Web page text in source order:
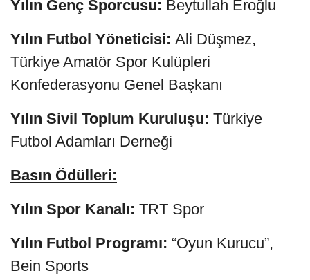
Yılın Genç Sporcusu: Beytullah Eroğlu
Yılın Futbol Yöneticisi: Ali Düşmez,
Türkiye Amatör Spor Kulüpleri
Konfederasyonu Genel Başkanı
Yılın Sivil Toplum Kuruluşu: Türkiye
Futbol Adamları Derneği
Basın Ödülleri:
Yılın Spor Kanalı: TRT Spor
Yılın Futbol Programı: “Oyun Kurucu”,
Bein Sports